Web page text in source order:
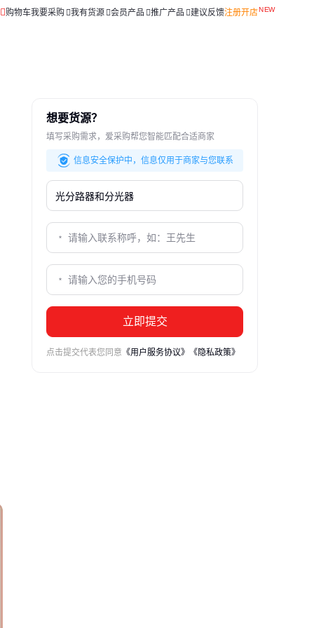
购物车我要采购 我有货源 会员产品 推广产品 建议反馈注册开店
想要货源？
填写采购需求，爱采购帮您智能匹配合适商家
信息安全保护中，信息仅用于商家与您联系
立即提交
点击提交代表您同意 《用户服务协议》 《隐私政策》